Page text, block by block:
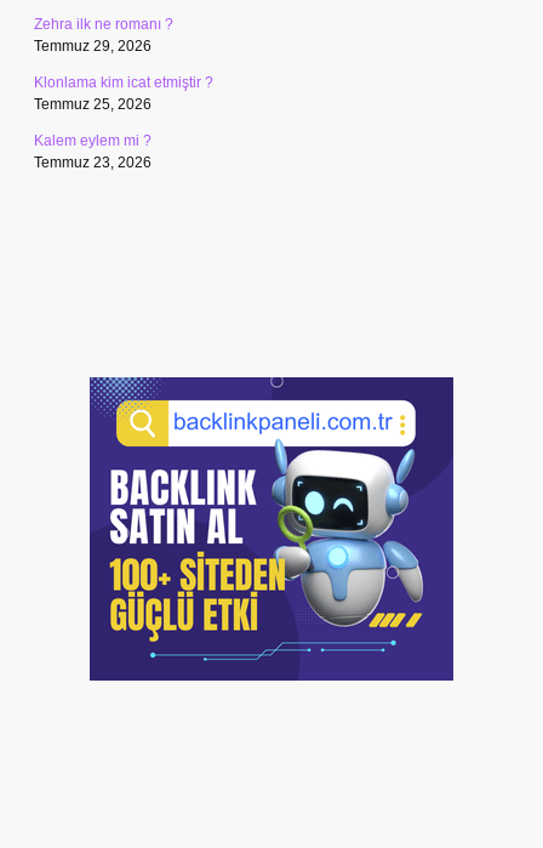
Zehra ilk ne romanı ?
Temmuz 29, 2026
Klonlama kim icat etmiştir ?
Temmuz 25, 2026
Kalem eylem mi ?
Temmuz 23, 2026